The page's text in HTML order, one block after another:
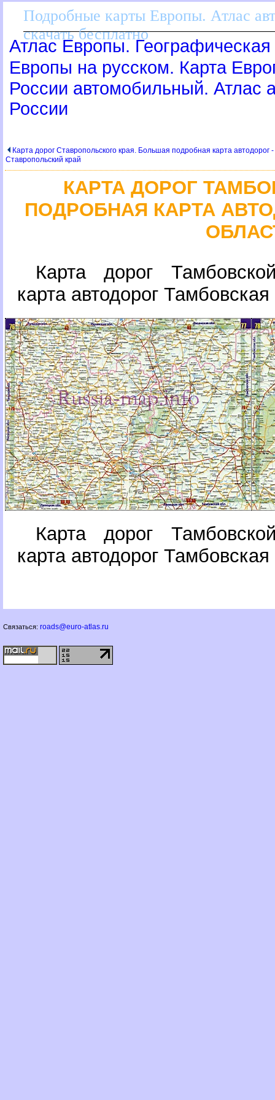
Подробные карты Европы. Атлас
скачать бесплатно
Атлас Европы. Географическая
Европы на русском. Карта
России автомобильный. Атлас
России
Карта дорог Ставропольского края. Большая подробная карта автодорог -
Ставропольский край
КАРТА ДОРОГ
ПОДРОБНАЯ КАРТА
Карта дорог
карта автодорог
Карта дорог
карта автодорог
Связаться: roads@euro-atlas.ru